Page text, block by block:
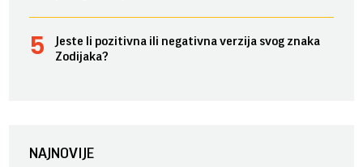
Jeste li pozitivna ili negativna verzija svog znaka
Zodijaka?
NAJNOVIJE